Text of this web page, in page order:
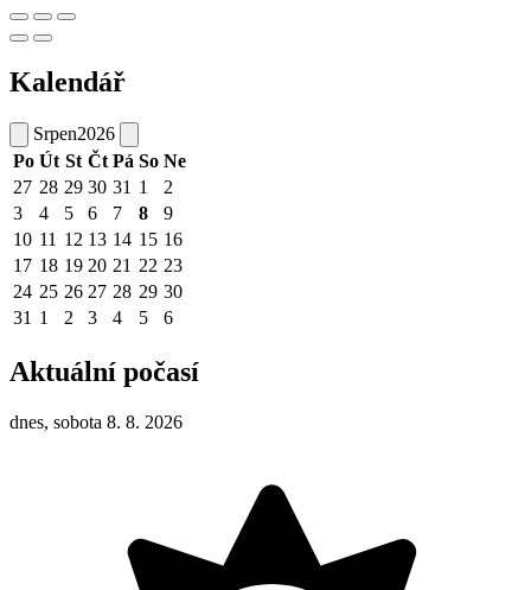
Kalendář
Srpen2026
Po Út St Čt Pá So Ne
27 28 29 30 31 1
2
3
4 5 6 7 8
9
10 11 12 13 14 15 16
17 18 19 20 21 22 23
24 25 26 27 28 29 30
31 1 2 3 4 5 6
Aktuální počasí
dnes, sobota 8. 8. 2026